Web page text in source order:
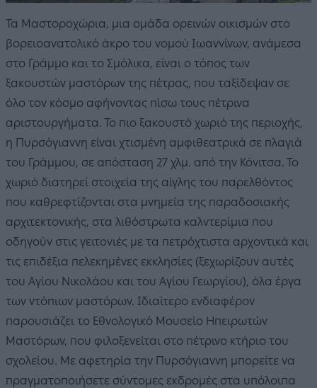
Τα Μαστοροχώρια, μια ομάδα ορεινών οικισμών στο
βορειοανατολικό άκρο του νομού Ιωαννίνων, ανάμεσα
στο Γράμμο και το Σμόλικα, είναι ο τόπος των
ξακουστών μαστόρων της πέτρας, που ταξίδεψαν σε
όλο τον κόσμο αφήνοντας πίσω τους πέτρινα
αριστουργήματα. Το πιο ξακουστό χωριό της περιοχής,
η Πυρσόγιαννη είναι χτισμένη αμφιθεατρικά σε πλαγιά
του Γράμμου, σε απόσταση 27 χλμ. από την Κόνιτσα. Το
χωριό διατηρεί στοιχεία της αίγλης του παρελθόντος
που καθρεφτίζονται στα μνημεία της παραδοσιακής
αρχιτεκτονικής, στα λιθόστρωτα καλντερίμια που
οδηγούν στις γειτονιές με τα πετρόχτιστα αρχοντικά και
τις επιδέξια πελεκημένες εκκλησίες (ξεχωρίζουν αυτές
του Αγίου Νικολάου και του Αγίου Γεωργίου), όλα έργα
των ντόπιων μαστόρων. Ιδιαίτερο ενδιαφέρον
παρουσιάζει το Εθνολογικό Μουσείο Ηπειρωτών
Μαστόρων, που φιλοξενείται στο πέτρινο κτήριο του
σχολείου. Με αφετηρία την Πυρσόγιαννη μπορείτε να
πραγματοποιήσετε σύντομες εκδρομές στα υπόλοιπα